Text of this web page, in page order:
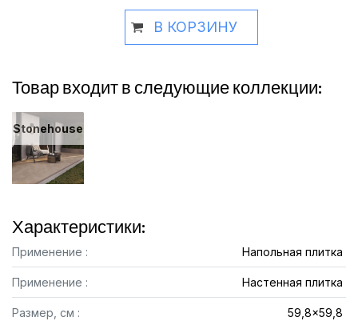
В КОРЗИНУ
Товар входит в следующие коллекции:
Stonehouse
Характеристики:
Применение : Напольная плитка
Применение : Настенная плитка
Размер, см : 59,8x59,8